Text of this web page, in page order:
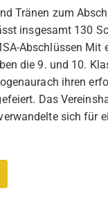
Tränen zum
insgesamt 130
Abschlüssen Mit
die 9. und 10.
ihren
Das
sich für